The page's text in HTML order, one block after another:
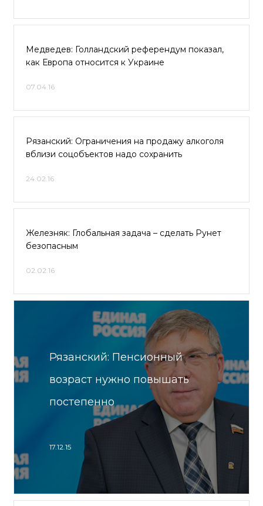
Медведев: Голландский референдум показал,
как Европа относится к Украине
07.04.16
Рязанский: Ограничения на продажу алкоголя
вблизи соцобъектов надо сохранить
24.02.16
Железняк: Глобальная задача – сделать Рунет
безопасным
02.02.16
Рязанский: Пенсионный
возраст нужно повышать
постепенно
17.12.15